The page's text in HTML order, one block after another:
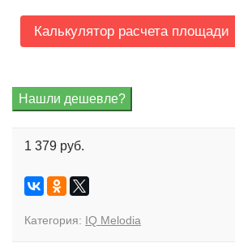
Калькулятор расчета площади
1 379 руб.
Категория: IQ Melodia